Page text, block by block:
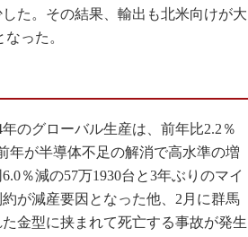
た。その結果、輸出も北米向けが大
った。
のグローバル生産は、前年比2.2％
年が半導体不足の解消で高水準の増
％減の57万1930台と3年ぶりのマイ
が減産要因となった他、2月に群馬
金型に挟まれて死亡する事故が発生